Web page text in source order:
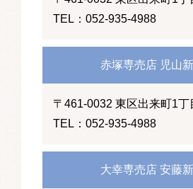
TEL：052-935-4988
赤塚専売店 児山
〒461-0032 東区出来町1
TEL：052-935-4988
大幸専売店 安藤